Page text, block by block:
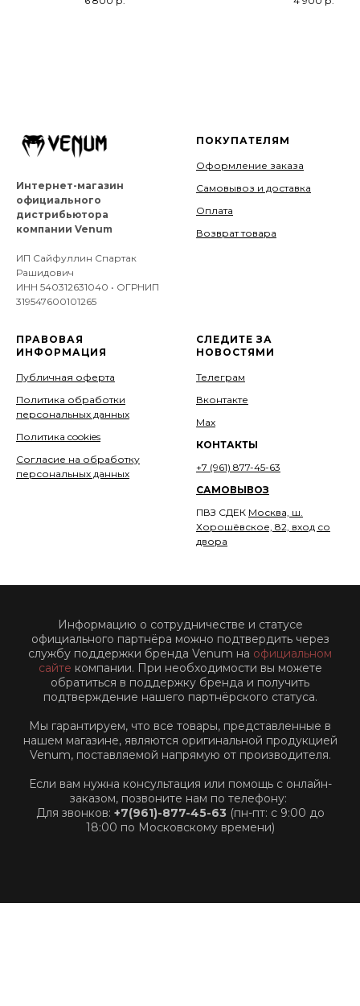
Интернет-магазин
официального
дистрибьютора
компании Venum
ИП Сайфуллин Спартак
Рашидович
ИНН 540312631040 • ОГРНИП
319547600101265
ПОКУПАТЕЛЯМ
Оформление заказа
Самовывоз и доставка
Оплата
Возврат товара
ПРАВОВАЯ
ИНФОРМАЦИЯ
Публичная оферта
Политика обработки
персональных данных
Политика cookies
Согласие на обработку
персональных данных
СЛЕДИТЕ ЗА
НОВОСТЯМИ
Телеграм
Вконтакте
Мах
КОНТАКТЫ
+7 (961) 877-45-63
САМОВЫВОЗ
ПВЗ СДЕК Москва, ш.
Хорошёвское, 82, вход со
двора
Информацию о сотрудничестве и статусе
официального партнёра можно подтвердить через
службу поддержки бренда Venum на официальном
сайте компании. При необходимости вы можете
обратиться в поддержку бренда и получить
подтверждение нашего партнёрского статуса.
Мы гарантируем, что все товары, представленные в
нашем магазине, являются оригинальной продукцией
Venum, поставляемой напрямую от производителя.
Если вам нужна консультация или помощь с онлайн-
заказом, позвоните нам по телефону:
Для звонков: +7(961)-877-45-63 (пн-пт: с 9:00 до
18:00 по Московскому времени)